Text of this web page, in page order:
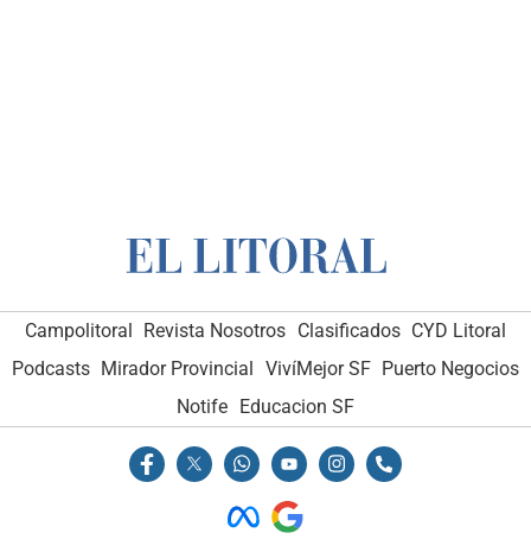
Campolitoral Revista Nosotros Clasificados CYD Litoral
Podcasts Mirador Provincial VivíMejor SF Puerto Negocios
Notife Educacion SF